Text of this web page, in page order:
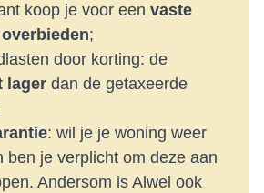
koop je voor een vaste
;
door korting: de
lager dan de getaxeerde
: wil je je woning weer
ben je verplicht om deze aan
Andersom is Alwel ook